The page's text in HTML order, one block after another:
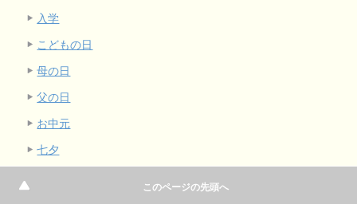
入学
こどもの日
母の日
父の日
お中元
七夕
このページの先頭へ